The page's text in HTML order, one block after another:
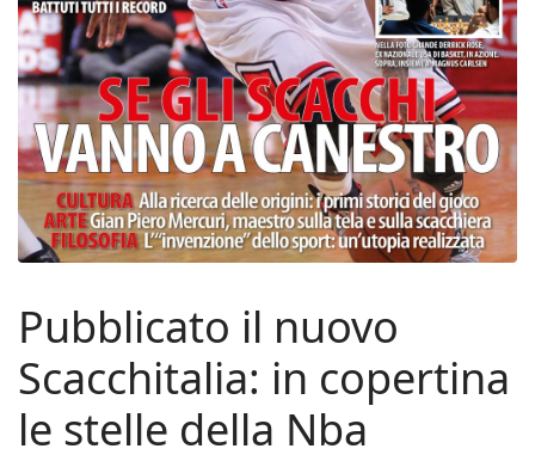
Pubblicato il nuovo
Scacchitalia: in copertina
le stelle della Nba